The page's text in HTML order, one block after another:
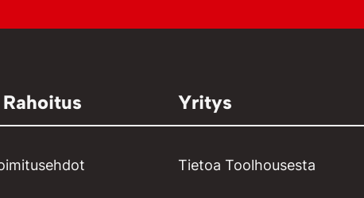
Yritys
Tietoa Toolhousesta